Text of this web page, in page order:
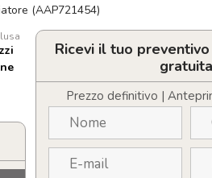
(AAP721454)
Ricevi il tuo
gratuita
Prezzo definitivo |